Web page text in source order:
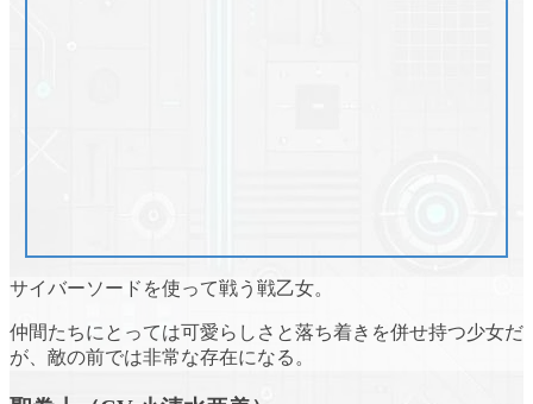
サイバーソードを使って戦う戦乙女。
仲間たちにとっては可愛らしさと落ち着きを併せ持つ少女だ
が、敵の前では非常な存在になる。